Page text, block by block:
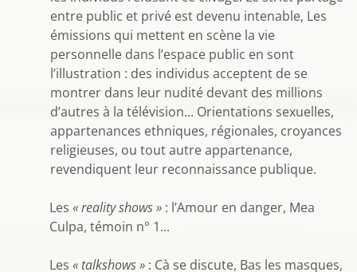
entre public et privé est devenu intenable, Les
émissions qui mettent en scène la vie
personnelle dans l’espace public en sont
l’illustration : des individus acceptent de se
montrer dans leur nudité devant des millions
d’autres à la télévision... Orientations sexuelles,
appartenances ethniques, régionales, croyances
religieuses, ou tout autre appartenance,
revendiquent leur reconnaissance publique.
Les« reality shows » : l’Amour en danger, Mea
Culpa, témoin n° 1...
Les« talkshows » : Cà se discute, Bas les masques,